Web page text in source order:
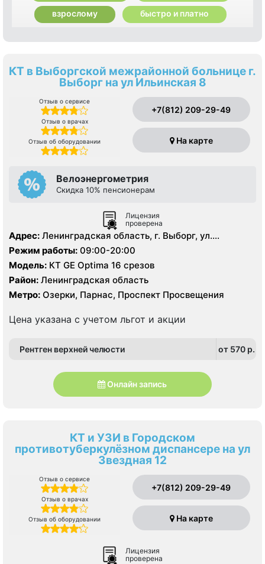
взрослому быстро и платно
КТ в Выборгской межрайонной больнице г.
Выборг на ул Ильинская 8
Отзыв о сервисе
Отзыв о врачах
Отзыв об оборудовании
+7(812) 209-29-49
На карте
Велоэнергометрия
Скидка 10% пенсионерам
Лицензия
проверена
Адрес: Ленинградская область, г. Выборг, ул.
Ильинская, д.8.
Режим работы: 09:00-20:00
Модель: КТ GE Optima 16 срезов
Район: Ленинградская область
Метро: Озерки, Парнас, Проспект Просвещения
Цена указана с учетом льгот и акции
Рентген верхней челюсти от 570 p.
Онлайн запись
КТ и УЗИ в Городском
противотуберкулёзном диспансере на ул
Звездная 12
Отзыв о сервисе
Отзыв о врачах
Отзыв об оборудовании
+7(812) 209-29-49
На карте
Лицензия
проверена